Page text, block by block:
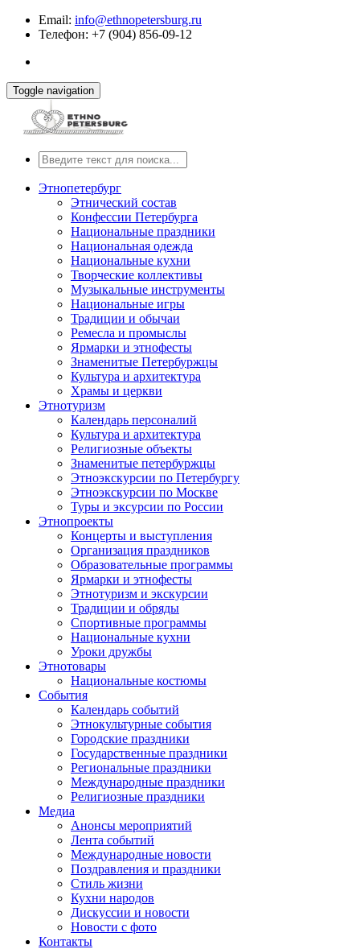
Email: info@ethnopetersburg.ru
Телефон: +7 (904) 856-09-12
Toggle navigation
Этнопетербург
Этнический состав
Конфессии Петербурга
Национальные праздники
Национальная одежда
Национальные кухни
Творческие коллективы
Музыкальные инструменты
Национальные игры
Традиции и обычаи
Ремесла и промыслы
Ярмарки и этнофесты
Знаменитые Петербуржцы
Культура и архитектура
Храмы и церкви
Этнотуризм
Календарь персоналий
Культура и архитектура
Религиозные объекты
Знаменитые петербуржцы
Этноэкскурсии по Петербургу
Этноэкскурсии по Москве
Туры и эксурсии по России
Этнопроекты
Концерты и выступления
Организация праздников
Образовательные программы
Ярмарки и этнофесты
Этнотуризм и экскурсии
Традиции и обряды
Спортивные программы
Национальные кухни
Уроки дружбы
Этнотовары
Национальные костюмы
События
Календарь событий
Этнокультурные события
Городские праздники
Государственные праздники
Региональные праздники
Международные праздники
Религиозные праздники
Медиа
Анонсы мероприятий
Лента событий
Международные новости
Поздравления и праздники
Cтиль жизни
Кухни народов
Дискуссии и новости
Новости с фото
Контакты